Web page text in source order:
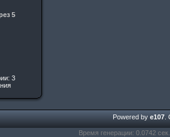
5
3
Powered by e107
Время генерации: 0.0742